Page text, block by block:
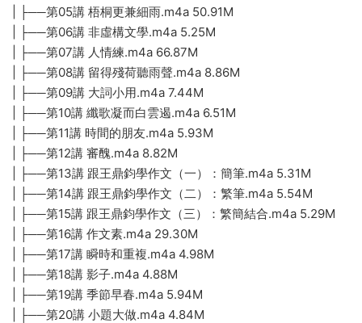
| ├──第05講 梧桐更兼細雨.m4a 50.91M
| ├──第06講 非虛構文學.m4a 5.25M
| ├──第07講 人情練.m4a 66.87M
| ├──第08講 留得殘荷聽雨聲.m4a 8.86M
| ├──第09講 大詞小用.m4a 7.44M
| ├──第10講 纖歌凝而白雲遏.m4a 6.51M
| ├──第11講 時間的朋友.m4a 5.93M
| ├──第12講 審醜.m4a 8.82M
| ├──第13講 跟王鼎鈞學作文（一）：簡筆.m4a 5.31M
| ├──第14講 跟王鼎鈞學作文（二）：繁筆.m4a 5.54M
| ├──第15講 跟王鼎鈞學作文（三）：繁簡結合.m4a 5.29M
| ├──第16講 作文素.m4a 29.30M
| ├──第17講 瞬時和重複.m4a 4.98M
| ├──第18講 影子.m4a 4.88M
| ├──第19講 季節早春.m4a 5.94M
| ├──第20講 小題大做.m4a 4.84M